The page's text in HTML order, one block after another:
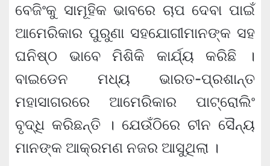
ବେଜିଂକୁ ସାମୂହିକ ଭାବରେ ଚାପ ଦେବା ପାଇଁ
ଆମେରିକାର ପୁରୁଣା ସହଯୋଗୀମାନଙ୍କ ସହ
ଘନିଷ୍ଠ ଭାବେ ମିଶିକି କାର୍ଯ୍ୟ କରିଛି ।
ବାଇଡେନ ମଧ୍ୟ ଭାରତ-ପ୍ରଶାନ୍ତ
ମହାସାଗରରେ ଆମେରିକାର ପାଟ୍ରୋଲିଂ
ବୃଦ୍ଧି କରିଛନ୍ତି । ଯେଉଁଠିରେ ଚୀନ ସୈନ୍ୟ
ମାନଙ୍କ ଆକ୍ରମଣ ନଜର ଆସୁଥିଲା ।